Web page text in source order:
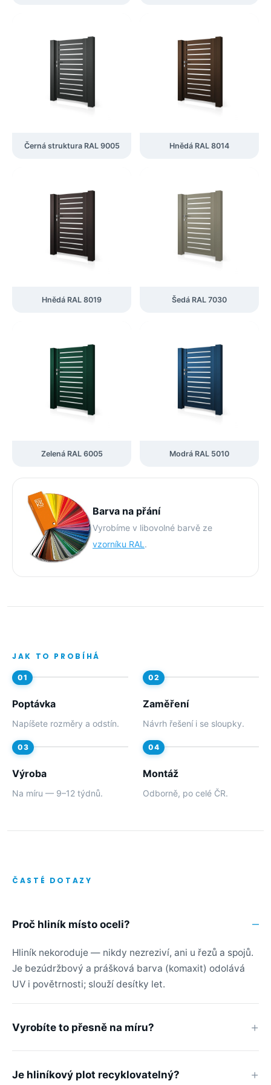
Černá struktura RAL 9005 Hnědá RAL 8014
Hnědá RAL 8019 Šedá RAL 7030
Zelená RAL 6005 Modrá RAL 5010
Barva na přání
Vyrobíme v libovolné barvě ze
vzorníku RAL .
JAK TO PROBÍHÁ
Poptávka
Napíšete rozměry a odstín.
Zaměření
Návrh řešení i se sloupky.
Výroba
Na míru — 9–12 týdnů.
Montáž
Odborně, po celé ČR.
ČASTÉ DOTAZY
Proč hliník místo oceli?
Hliník nekoroduje — nikdy nezreziví, ani u řezů a spojů.
Je bezúdržbový a prášková barva (komaxit) odolává
UV i povětrnosti; slouží desítky let.
Vyrobíte to přesně na míru?
Je hliníkový plot recyklovatelný?